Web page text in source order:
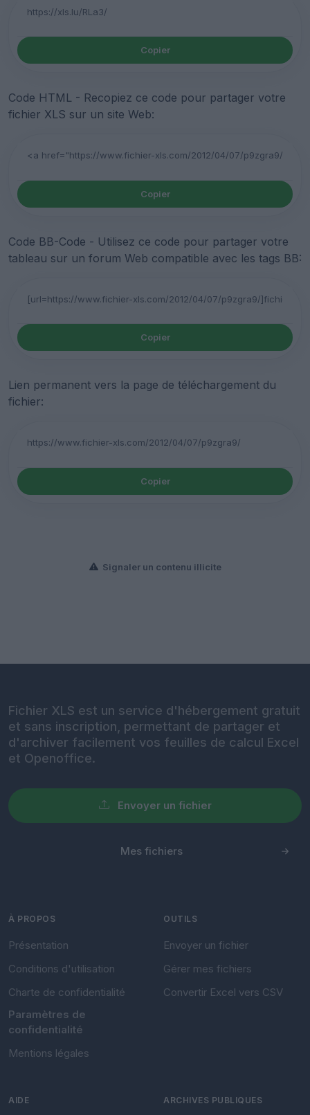
Copier
Code HTML - Recopiez ce code pour partager votre
fichier XLS sur un site Web:
Copier
Code BB-Code - Utilisez ce code pour partager votre
tableau sur un forum Web compatible avec les tags BB:
Copier
Lien permanent vers la page de téléchargement du
fichier:
Copier
Signaler un contenu illicite
Fichier XLS est un service d'hébergement gratuit
et sans inscription, permettant de partager et
d'archiver facilement vos feuilles de calcul Excel
et Openoffice.
Envoyer un fichier
Mes fichiers
À PROPOS
Présentation
Conditions d'utilisation
Charte de confidentialité
Paramètres de
confidentialité
Mentions légales
OUTILS
Envoyer un fichier
Gérer mes fichiers
Convertir Excel vers CSV
AIDE ARCHIVES PUBLIQUES